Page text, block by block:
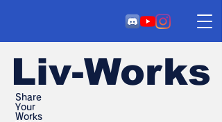
Liv-Works
Share
Your
Works